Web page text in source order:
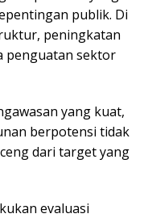
publik. Di
peningkatan
penguatan sektor
yang kuat,
berpotensi tidak
dari target yang
evaluasi